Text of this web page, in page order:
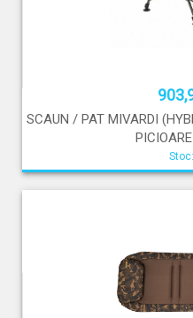
SCAUN / PAT MIVARDI